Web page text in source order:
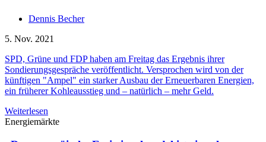
Dennis Becher
5. Nov. 2021
SPD, Grüne und FDP haben am Freitag das Ergebnis ihrer
Sondierungsgespräche veröffentlicht. Versprochen wird von der
künftigen "Ampel" ein starker Ausbau der Erneuerbaren Energien,
ein früherer Kohleausstieg und – natürlich – mehr Geld.
Weiterlesen
Energiemärkte